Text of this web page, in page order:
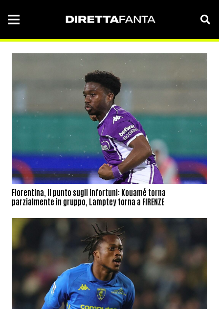
Fiorentina, il punto sugli infortuni: Kouamé torna
parzialmente in gruppo, Lamptey torna a FIRENZE